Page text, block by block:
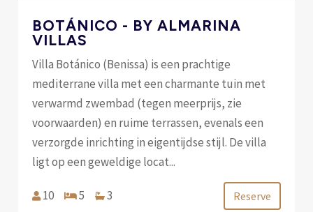
BOTÁNICO - BY ALMARINA
VILLAS
Villa Botánico (Benissa) is een prachtige
mediterrane villa met een charmante tuin met
verwarmd zwembad (tegen meerprijs, zie
voorwaarden) en ruime terrassen, evenals een
verzorgde inrichting in eigentijdse stijl. De villa
ligt op een geweldige locat...
10 5 3 Reserve